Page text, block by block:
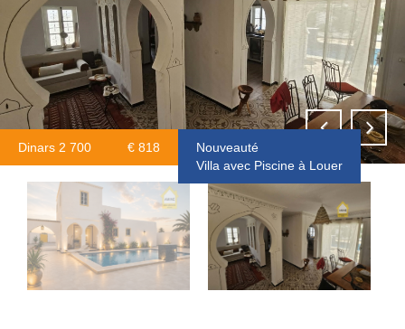
Dinars 2 700 € 818
Nouveauté
Villa avec Piscine à Louer